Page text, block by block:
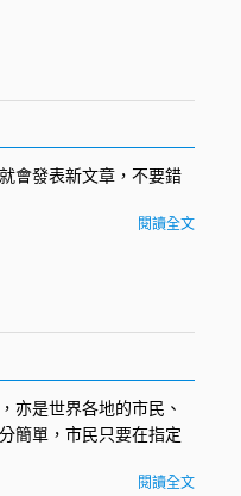
會發表新文章，不要錯
閱讀全文
亦是世界各地的市民、
簡單，市民只要在指定
閱讀全文